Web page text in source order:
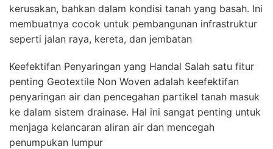
kerusakan, bahkan dalam kondisi tanah yang basah. Ini
membuatnya cocok untuk pembangunan infrastruktur
seperti jalan raya, kereta, dan jembatan
Keefektifan Penyaringan yang Handal Salah satu fitur
penting Geotextile Non Woven adalah keefektifan
penyaringan air dan pencegahan partikel tanah masuk
ke dalam sistem drainase. Hal ini sangat penting untuk
menjaga kelancaran aliran air dan mencegah
penumpukan lumpur